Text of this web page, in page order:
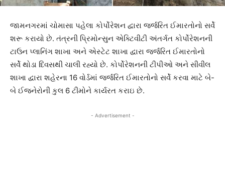
જામનગરમાં ચોમાસા પહેલા કોર્પોરેશન દ્વારા જર્જરિત ઈમારતોનો સર્વે
શરૂ કરાયો છે. તંત્રની પ્રિમોન્સુન એક્ટિવીટી અંતર્ગત કોર્પોરેશનની
ટાઉન પ્લાનિંગ શાખા અને એસ્ટેટ શાખા દ્વારા જર્જરિત ઈમારતોનો
સર્વે થોડા દિવસથી ચાલી રહ્યો છે. કોર્પોરેશનની ટીપીઓ અને સીવીલ
શાખા દ્વારા શહેરના 16 વોર્ડમાં જર્જરિત ઈમારતોનો સર્વે કરવા માટે બે-
બે ઈજનેરોની કુલ 6 ટીમોને કાર્યરત કરાઇ છે.
- Advertisement -